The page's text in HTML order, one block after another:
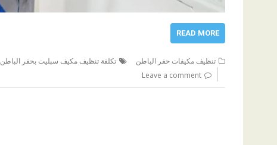
READ MORE
تنظيف مكيفات حفر الباطن تكلفة تنظيف مكيف سبليت بحفر الباطن
Leave a comment